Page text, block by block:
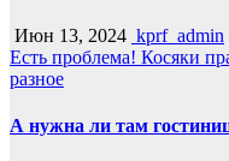
Июн 13, 2024 kprf_admin
Есть проблема! Косяки
разное
А нужна ли там